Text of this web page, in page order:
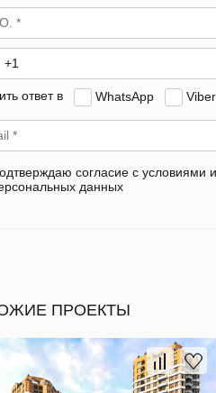
ответ в WhatsApp Viber
согласие с условиями
данных
ПРОЕКТЫ